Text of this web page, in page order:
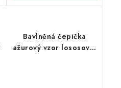
Bavlněná čepička
ažurový vzor lososová,